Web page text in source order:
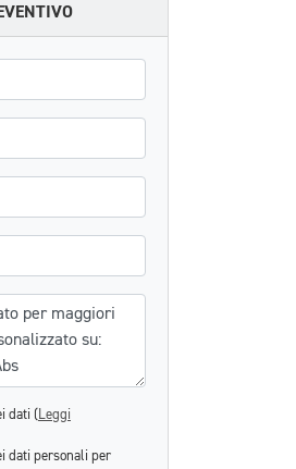
dati ( Leggi
dati personali per